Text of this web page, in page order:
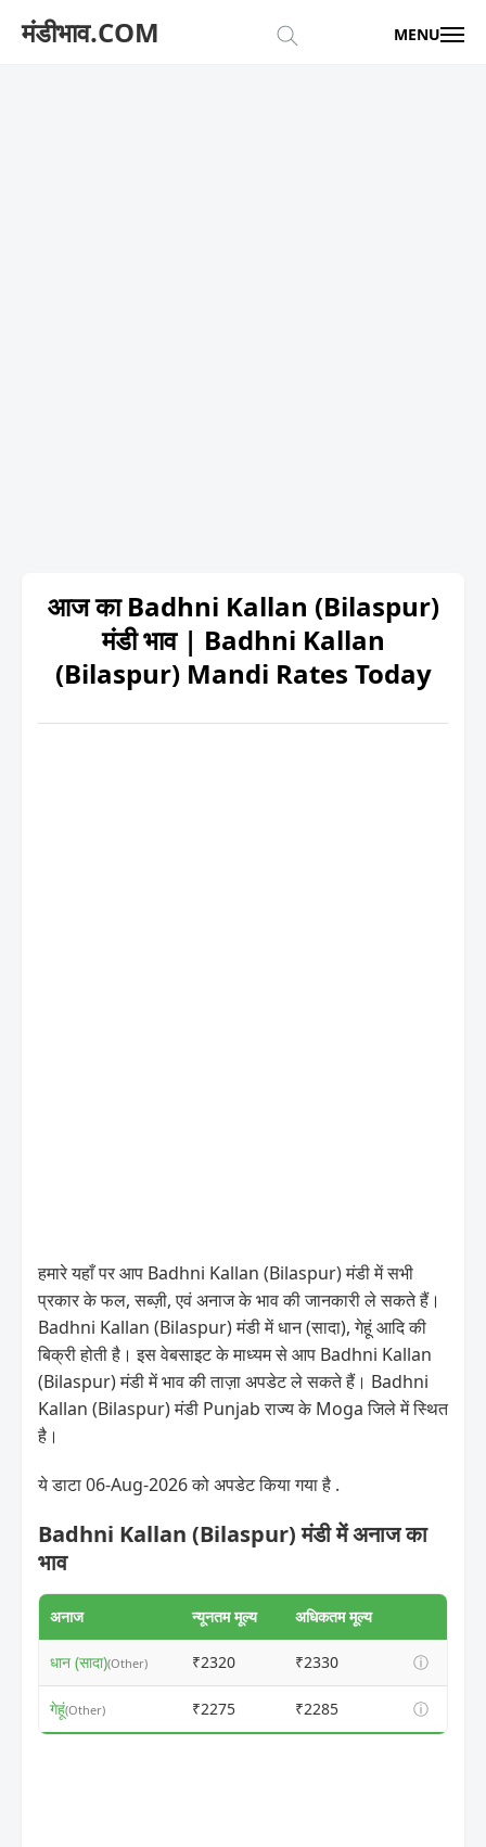
मंडीभाव.COM MENU
आज का Badhni Kallan (Bilaspur)
मंडी भाव | Badhni Kallan
(Bilaspur) Mandi Rates Today
हमारे यहाँ पर आप Badhni Kallan (Bilaspur) मंडी में सभी
प्रकार के फल, सब्ज़ी, एवं अनाज के भाव की जानकारी ले सकते हैं।
Badhni Kallan (Bilaspur) मंडी में धान (सादा), गेहूं आदि की
बिक्री होती है। इस वेबसाइट के माध्यम से आप Badhni Kallan
(Bilaspur) मंडी में भाव की ताज़ा अपडेट ले सकते हैं। Badhni
Kallan (Bilaspur) मंडी Punjab राज्य के Moga जिले में स्थित
है।
ये डाटा 06-Aug-2026 को अपडेट किया गया है .
Badhni Kallan (Bilaspur) मंडी में अनाज का
भाव
अनाज न्यूनतम मूल्य अधिकतम मूल्य
धान (सादा)(Other) ₹2320 ₹2330 ⓘ
गेहूं(Other) ₹2275 ₹2285 ⓘ